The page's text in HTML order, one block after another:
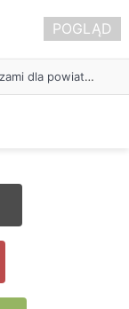
Ostrzeżenie drugiego stopnia przed burzami dla powiatu radomszczańskiego
POGLĄD